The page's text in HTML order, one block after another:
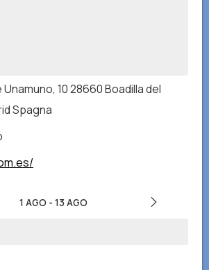
Unamuno, 10 28660 Boadilla del
Spagna
1 AGO - 13 AGO